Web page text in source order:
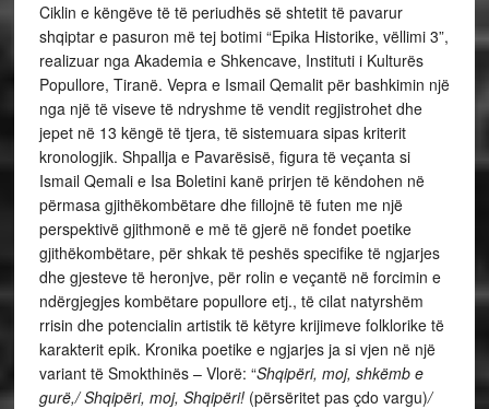
Ciklin e këngëve të të periudhës së shtetit të pavarur
shqiptar e pasuron më tej botimi “Epika Historike, vëllimi 3”,
realizuar nga Akademia e Shkencave, Instituti i Kulturës
Popullore, Tiranë. Vepra e Ismail Qemalit për bashkimin një
nga një të viseve të ndryshme të vendit regjistrohet dhe
jepet në 13 këngë të tjera, të sistemuara sipas kriterit
kronologjik. Shpallja e Pavarësisë, figura të veçanta si
Ismail Qemali e Isa Boletini kanë prirjen të këndohen në
përmasa gjithëkombëtare dhe fillojnë të futen me një
perspektivë gjithmonë e më të gjerë në fondet poetike
gjithëkombëtare, për shkak të peshës specifike të ngjarjes
dhe gjesteve të heronjve, për rolin e veçantë në forcimin e
ndërgjegjes kombëtare popullore etj., të cilat natyrshëm
rrisin dhe potencialin artistik të këtyre krijimeve folklorike të
karakterit epik. Kronika poetike e ngjarjes ja si vjen në një
variant të Smokthinës – Vlorë: “Shqipëri, moj, shkëmb e
gurë,/ Shqipëri, moj, Shqipëri! (përsëritet pas çdo vargu)/